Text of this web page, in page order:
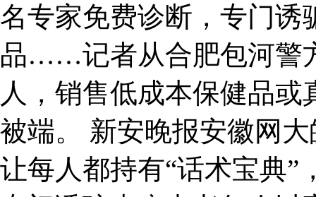
名专家免费诊断，专门诱
品……记者从合肥包河警
人，销售低成本保健品
被端。 新安晚报安徽网
让每人都持有“话术宝典”